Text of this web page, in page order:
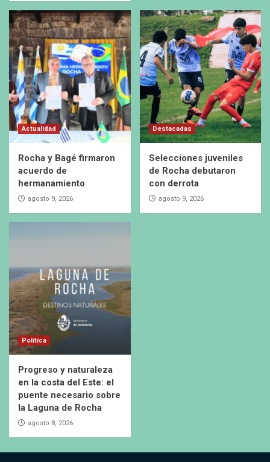
Actualidad
Rocha y Bagé firmaron
acuerdo de
hermanamiento
agosto 9, 2026
Destacadas
Selecciones juveniles
de Rocha debutaron
con derrota
agosto 9, 2026
Política
Progreso y naturaleza
en la costa del Este: el
puente necesario sobre
la Laguna de Rocha
agosto 8, 2026